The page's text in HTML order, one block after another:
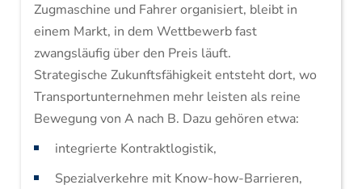
Zugmaschine und Fahrer organisiert, bleibt in
einem Markt, in dem Wettbewerb fast
zwangsläufig über den Preis läuft.
Strategische Zukunftsfähigkeit entsteht dort, wo
Transportunternehmen mehr leisten als reine
Bewegung von A nach B. Dazu gehören etwa:
integrierte Kontraktlogistik,
Spezialverkehre mit Know-how-Barrieren,